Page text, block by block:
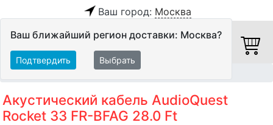
Ваш город: Москва
Ваш ближайший регион доставки: Москва?
Подтвердить Выбрать
Акустический кабель AudioQuest
Rocket 33 FR-BFAG 28.0 Ft